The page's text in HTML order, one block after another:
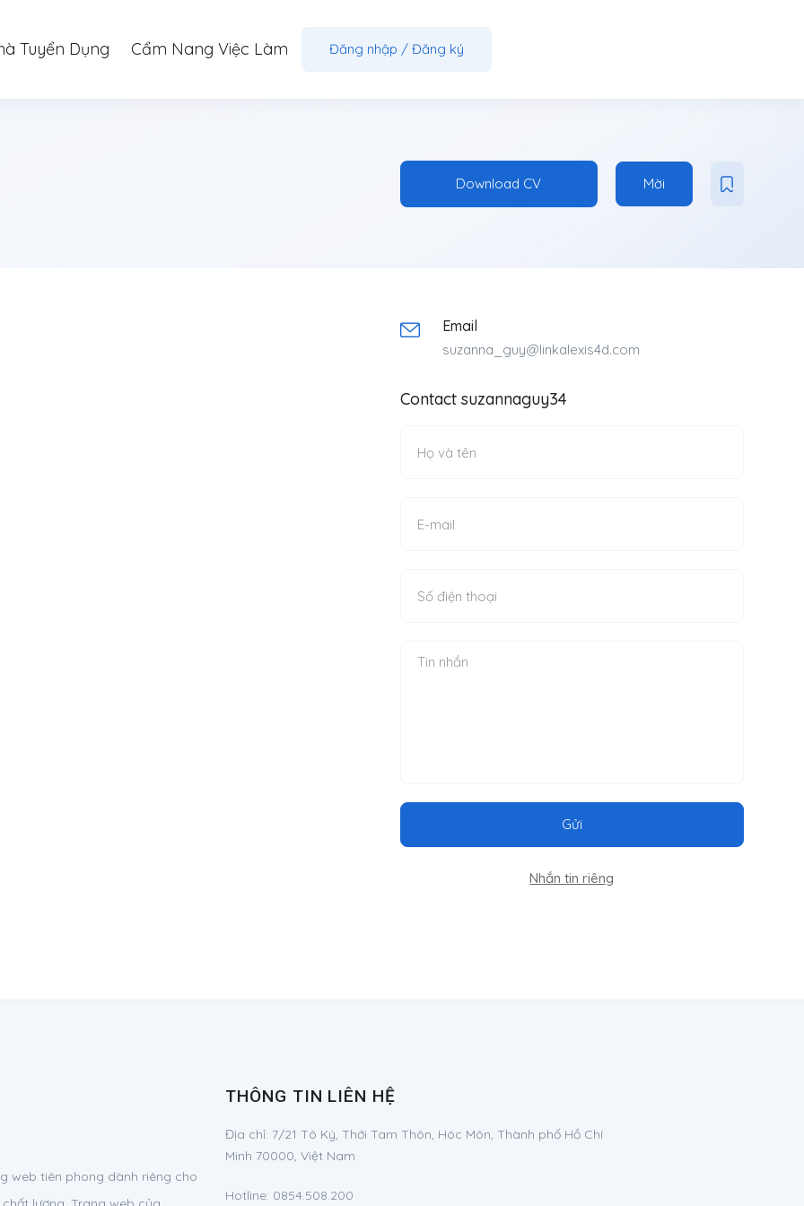
Tuyển Dụng Cẩm Nang Việc Làm Đăng nhập / Đăng ký
Download CV Mời
Email
suzanna_guy@linkalexis4d.com
Contact suzannaguy34
Gửi
Nhắn tin riêng
web tiên phong dành riêng cho
THÔNG TIN LIÊN HỆ
Địa chỉ: 7/21 Tô Ký, Thới Tam Thôn, Hóc Môn, Thành phố Hồ Chí
Minh 70000, Việt Nam
Hotline: 0854.508.200